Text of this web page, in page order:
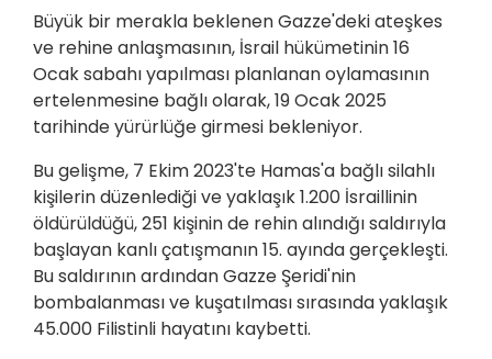
Büyük bir merakla beklenen Gazze'deki ateşkes
ve rehine anlaşmasının, İsrail hükümetinin 16
Ocak sabahı yapılması planlanan oylamasının
ertelenmesine bağlı olarak, 19 Ocak 2025
tarihinde yürürlüğe girmesi bekleniyor.
Bu gelişme, 7 Ekim 2023'te Hamas'a bağlı silahlı
kişilerin düzenlediği ve yaklaşık 1.200 İsraillinin
öldürüldüğü, 251 kişinin de rehin alındığı saldırıyla
başlayan kanlı çatışmanın 15. ayında gerçekleşti.
Bu saldırının ardından Gazze Şeridi'nin
bombalanması ve kuşatılması sırasında yaklaşık
45.000 Filistinli hayatını kaybetti.